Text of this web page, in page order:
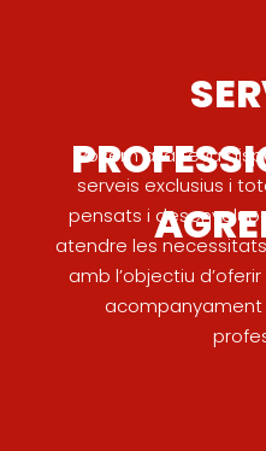
Posem a la teva
serveis exclusius i
pensats i
atendre les
amb l’objectiu